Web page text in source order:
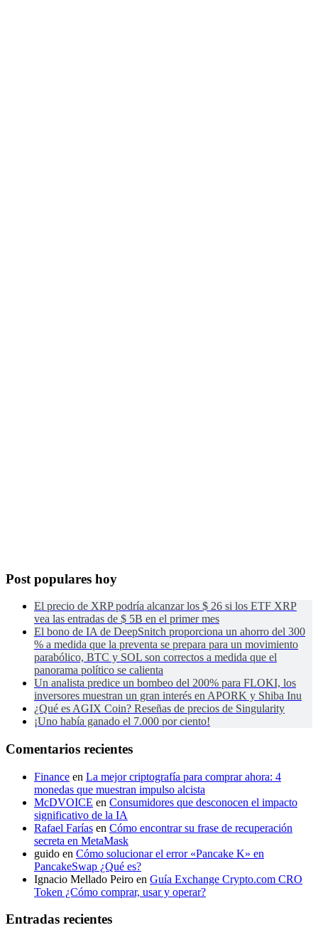
Post populares hoy
El precio de XRP podría alcanzar los $ 26 si los ETF XRP
vea las entradas de $ 5B en el primer mes
El bono de IA de DeepSnitch proporciona un ahorro del 300
% a medida que la preventa se prepara para un movimiento
parabólico, BTC y SOL son correctos a medida que el
panorama político se calienta
Un analista predice un bombeo del 200% para FLOKI, los
inversores muestran un gran interés en APORK y Shiba Inu
¿Qué es AGIX Coin? Reseñas de precios de Singularity
¡Uno había ganado el 7.000 por ciento!
Comentarios recientes
Finance en La mejor criptografía para comprar ahora: 4
monedas que muestran impulso alcista
McDVOICE en Consumidores que desconocen el impacto
significativo de la IA
Rafael Farías en Cómo encontrar su frase de recuperación
secreta en MetaMask
guido en Cómo solucionar el error «Pancake K» en
PancakeSwap ¿Qué es?
Ignacio Mellado Peiro en Guía Exchange Crypto.com CRO
Token ¿Cómo comprar, usar y operar?
Entradas recientes